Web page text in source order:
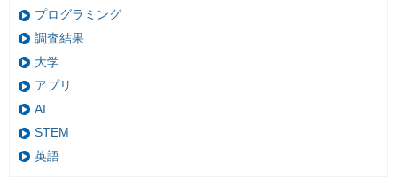
プログラミング
調査結果
大学
アプリ
AI
STEM
英語